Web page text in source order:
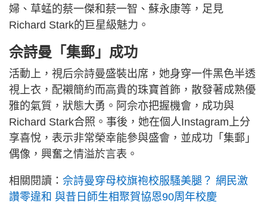
婦、草蜢的蔡一傑和蔡一智、蘇永康等，足見
Richard Stark的巨星級魅力。
佘詩曼「集郵」成功
活動上，視后佘詩曼盛裝出席，她身穿一件黑色半透
視上衣，配襯簡約而高貴的珠寶首飾，散發著成熟優
雅的氣質，狀態大勇。阿佘亦把握機會，成功與
Richard Stark合照。事後，她在個人Instagram上分
享喜悅，表示非常榮幸能參與盛會，並成功「集郵」
偶像，興奮之情溢於言表。
相關閱讀： 佘詩曼穿母校旗袍校服騷美腿？ 網民激
讚零違和 與昔日師生相聚賀協恩90周年校慶